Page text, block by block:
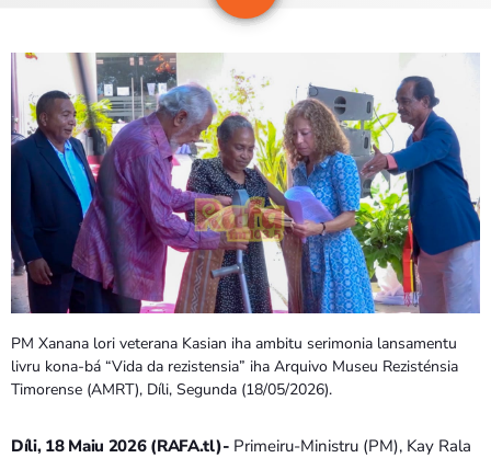
VÍDEO SIRA
EVENTU SIRA
KONTAKTU SIRA
TÉTUM
TÉTUM
Bom dia RAFA
7:00 AM - 9:00 AM
PM Xanana lori veterana Kasian iha ambitu serimonia lansamentu
livru kona-bá “Vida da rezistensia” iha Arquivo Museu Rezisténsia
Timorense (AMRT), Díli, Segunda (18/05/2026).
Díli, 18 Maiu 2026 (RAFA.tl)- Primeiru-Ministru (PM), Kay Rala